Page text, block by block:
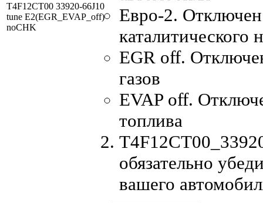
T4F12CT00 33920-66J10
tune E2(EGR_EVAP_off)
noCHK
Евро-2. Отключен
каталитического
EGR off.
газов
EVAP off.
топлива
обязательно
вашего